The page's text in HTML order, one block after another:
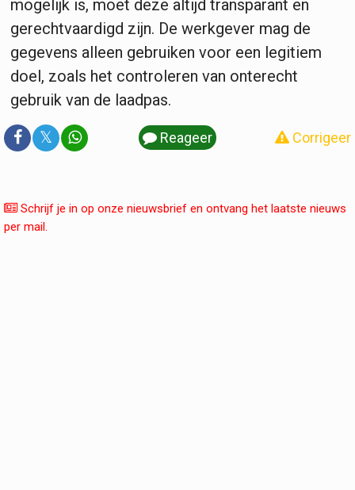
mogelijk is, moet deze altijd transparant en
gerechtvaardigd zijn. De werkgever mag de
gegevens alleen gebruiken voor een legitiem
doel, zoals het controleren van onterecht
gebruik van de laadpas.
𝕏 Reageer Corrigeer
Schrijf je in op onze nieuwsbrief en ontvang het laatste nieuws
per mail.